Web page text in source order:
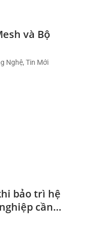
và Bộ
Nghệ, Tin Mới
bảo trì hệ
cần